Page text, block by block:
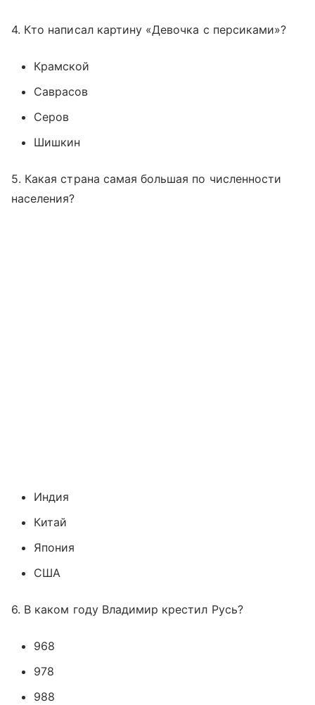
4. Кто написал картину «Девочка с персиками»?
Крамской
Саврасов
Серов
Шишкин
5. Какая страна самая большая по численности
населения?
Индия
Китай
Япония
США
6. В каком году Владимир крестил Русь?
968
978
988